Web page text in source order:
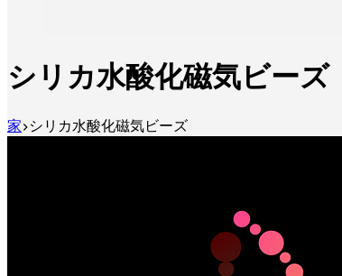
シリカ水酸化磁気ビーズ
家 シリカ水酸化磁気ビーズ